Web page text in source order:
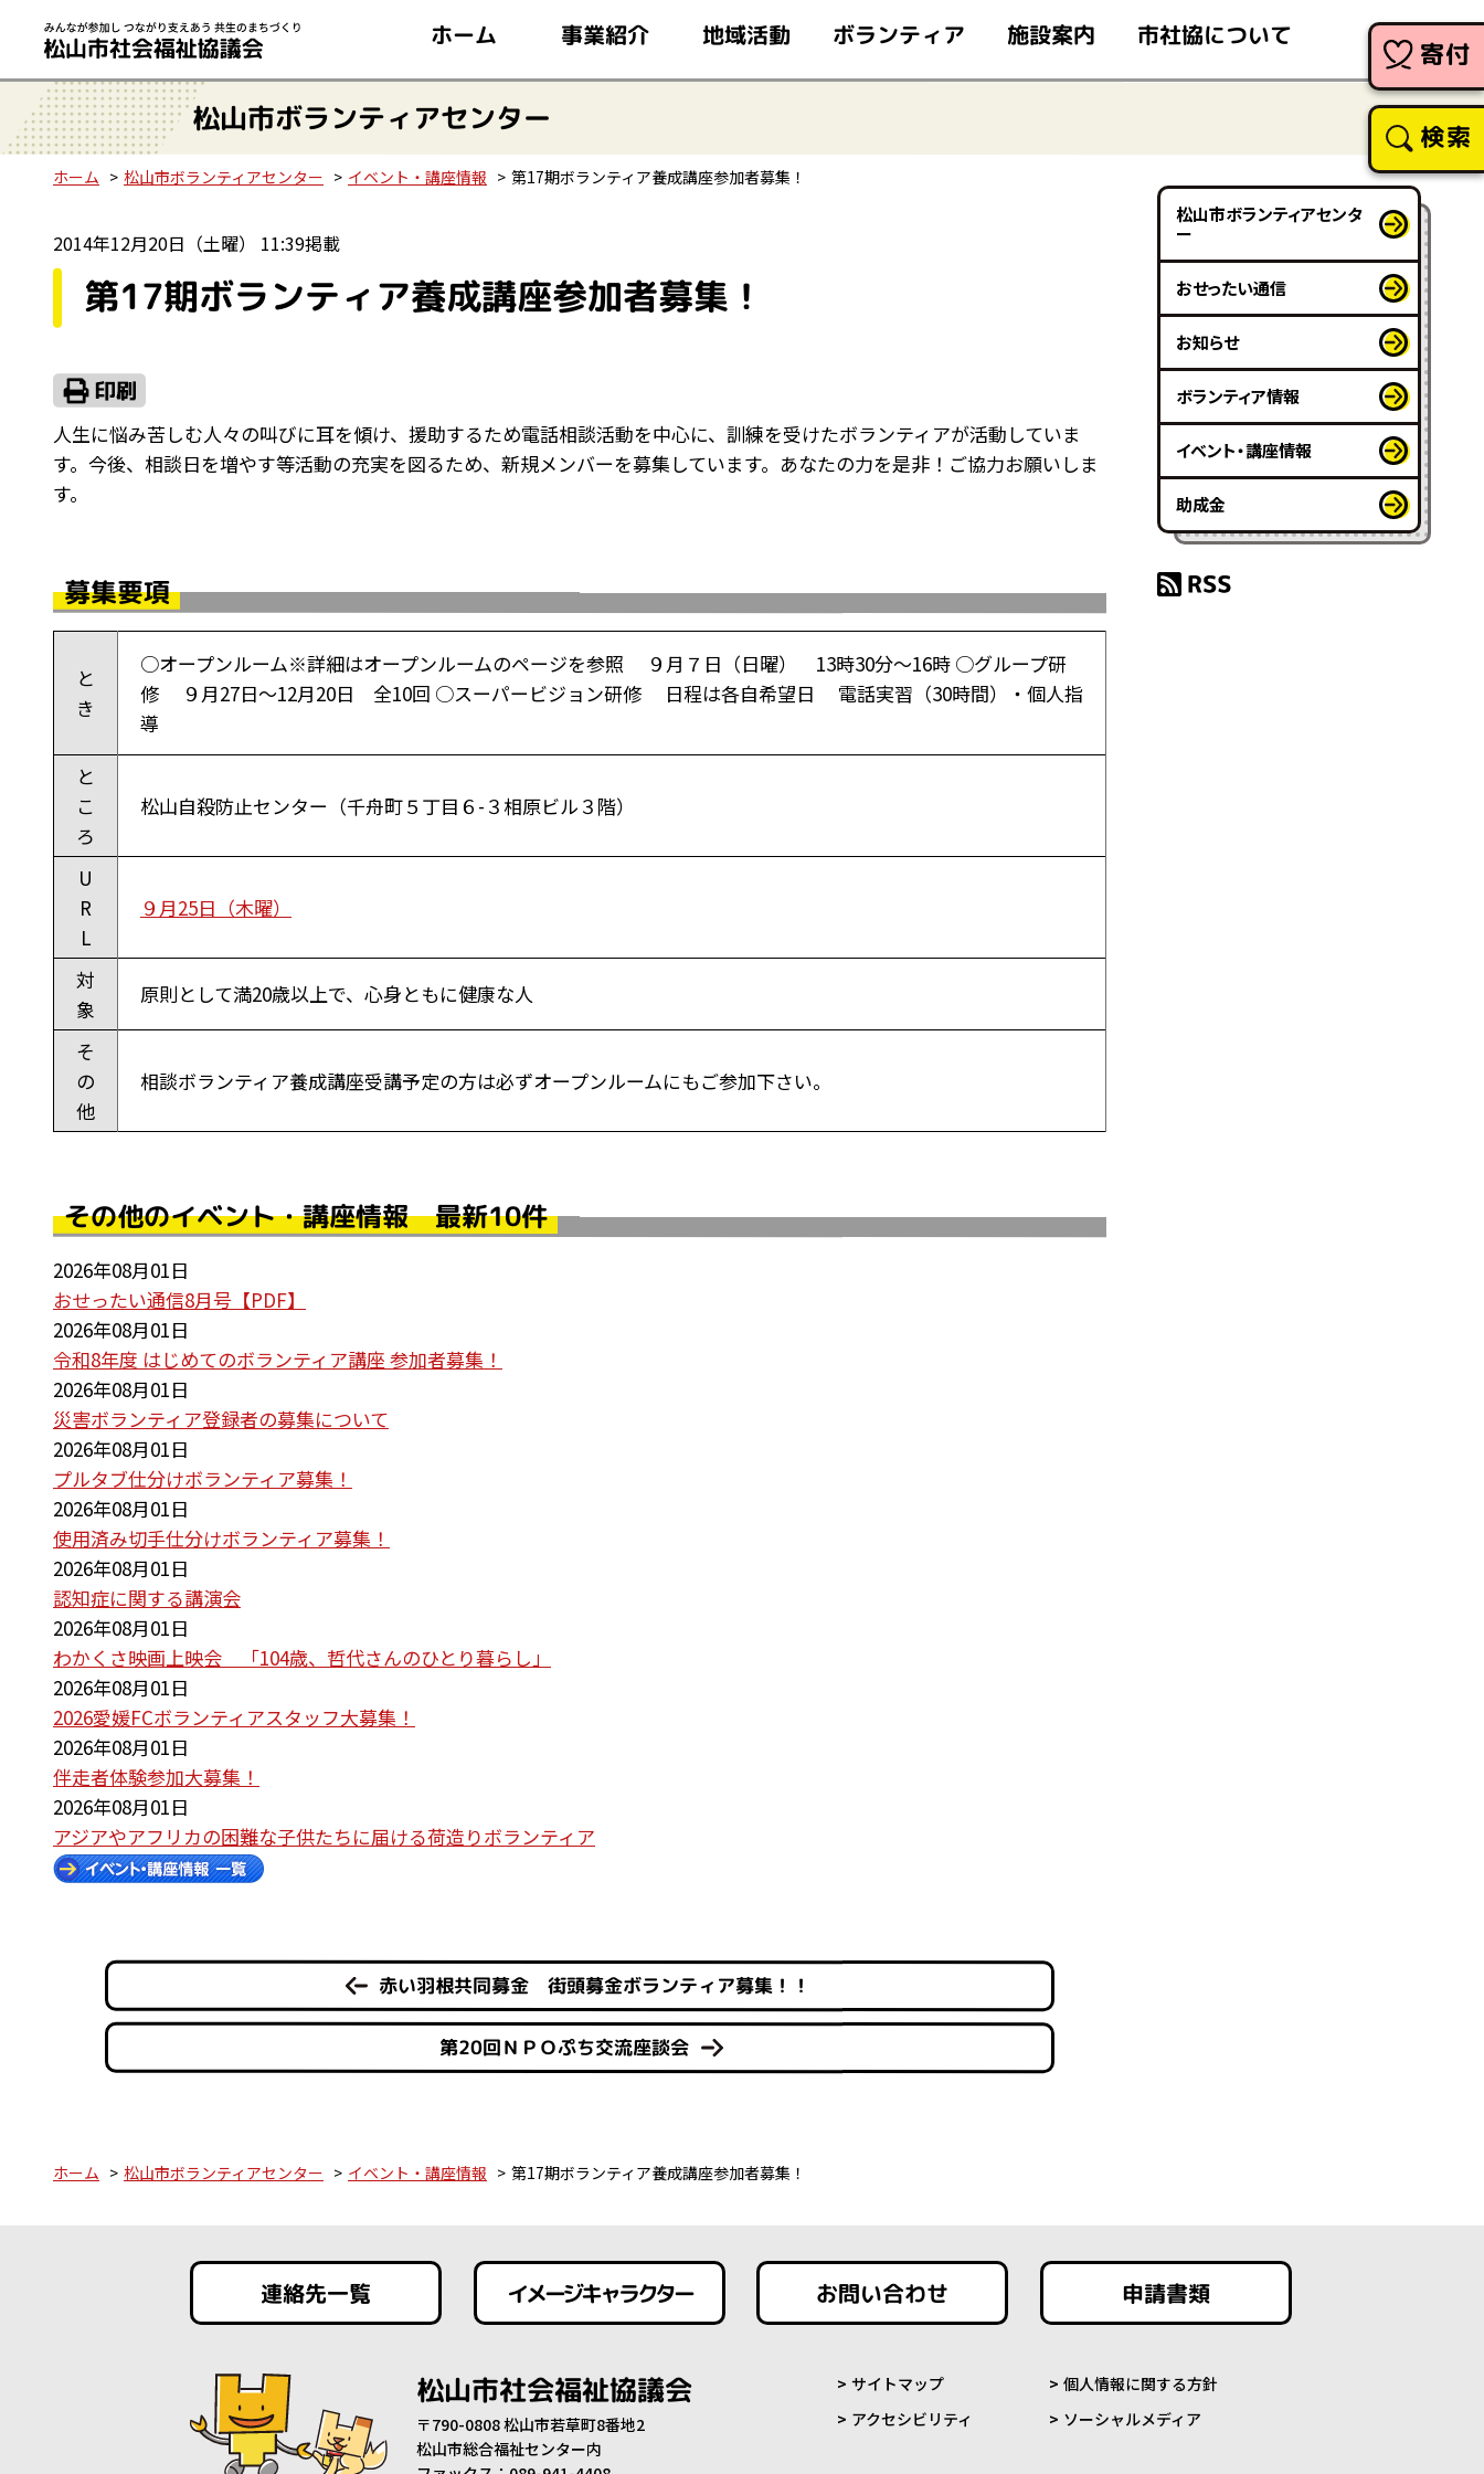
ホーム 事業紹介 地域活動 ボランティア 施設案内 市社協について
寄付
検索
松山市ボランティアセンター
ホーム 松山市ボランティアセンター イベント・講座情報 第17期ボランティア養成講座参加者募集！
2014年12月20日（土曜） 11:39掲載
第17期ボランティア養成講座参加者募集！
人生に悩み苦しむ人々の叫びに耳を傾け、援助するため電話相談活動を中心に、訓練を受けたボランティアが活動していま
す。今後、相談日を増やす等活動の充実を図るため、新規メンバーを募集しています。あなたの力を是非！ご協力お願いしま
す。
募集要項
と
き
○オープンルーム※詳細はオープンルームのページを参照 ９月７日（日曜） 13時30分～16時 ○グループ研
修 ９月27日～12月20日 全10回 ○スーパービジョン研修 日程は各自希望日 電話実習（30時間）・個人指
導
と
こ
ろ
松山自殺防止センター（千舟町５丁目６-３相原ビル３階）
U
R
L
９月25日（木曜）
対
象
原則として満20歳以上で、心身ともに健康な人
そ
の
他
相談ボランティア養成講座受講予定の方は必ずオープンルームにもご参加下さい。
その他のイベント・講座情報 最新10件
2026年08月01日
おせったい通信8月号【PDF】
2026年08月01日
令和8年度 はじめてのボランティア講座 参加者募集！
2026年08月01日
災害ボランティア登録者の募集について
2026年08月01日
プルタブ仕分けボランティア募集！
2026年08月01日
使用済み切手仕分けボランティア募集！
2026年08月01日
認知症に関する講演会
2026年08月01日
わかくさ映画上映会 「104歳、哲代さんのひとり暮らし」
2026年08月01日
2026愛媛FCボランティアスタッフ大募集！
2026年08月01日
伴走者体験参加大募集！
2026年08月01日
アジアやアフリカの困難な子供たちに届ける荷造りボランティア
赤い羽根共同募金 街頭募金ボランティア募集！！
第20回ＮＰＯぷち交流座談会
松山市ボランティアセンタ
ー
おせったい通信
お知らせ
ボランティア情報
イベント・講座情報
助成金
ホーム 松山市ボランティアセンター イベント・講座情報 第17期ボランティア養成講座参加者募集！
連絡先一覧 イメージキャラクター お問い合わせ 申請書類
松山市社会福祉協議会
〒790-0808 松山市若草町8番地2
松山市総合福祉センター内
サイトマップ
個人情報に関する方針
アクセシビリティ
ソーシャルメディア